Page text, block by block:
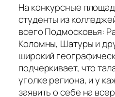
На конкурсные
студенты из
всего Подмосковья:
Коломны, Шатуры и
широкий
подчеркивает, что
уголке региона, и у
заявить о себе на